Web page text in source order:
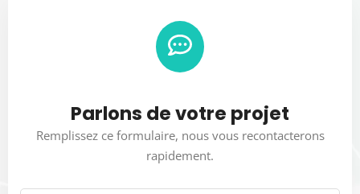
Parlons de votre projet
Remplissez ce formulaire, nous vous recontacterons
rapidement.